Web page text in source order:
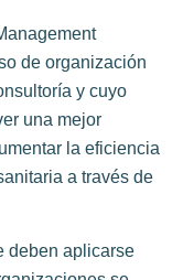
de organización
y cuyo
una mejor
la eficiencia
a través de
deben aplicarse